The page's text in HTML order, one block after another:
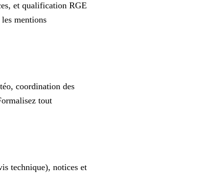
et qualification RGE
mentions
coordination des
tout
technique), notices et